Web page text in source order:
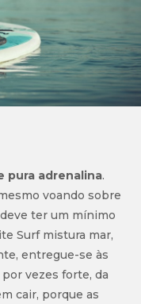
pura adrenalina.
voando sobre
ter um mínimo
Surf mistura mar,
entregue-se às
vezes forte, da
cair, porque as